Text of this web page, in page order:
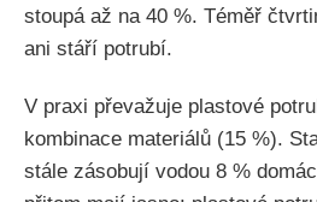
stoupá až na 40 %. Téměř
ani stáří potrubí.
V praxi převažuje plastové
kombinace materiálů (15 %).
stále zásobují vodou 8 %